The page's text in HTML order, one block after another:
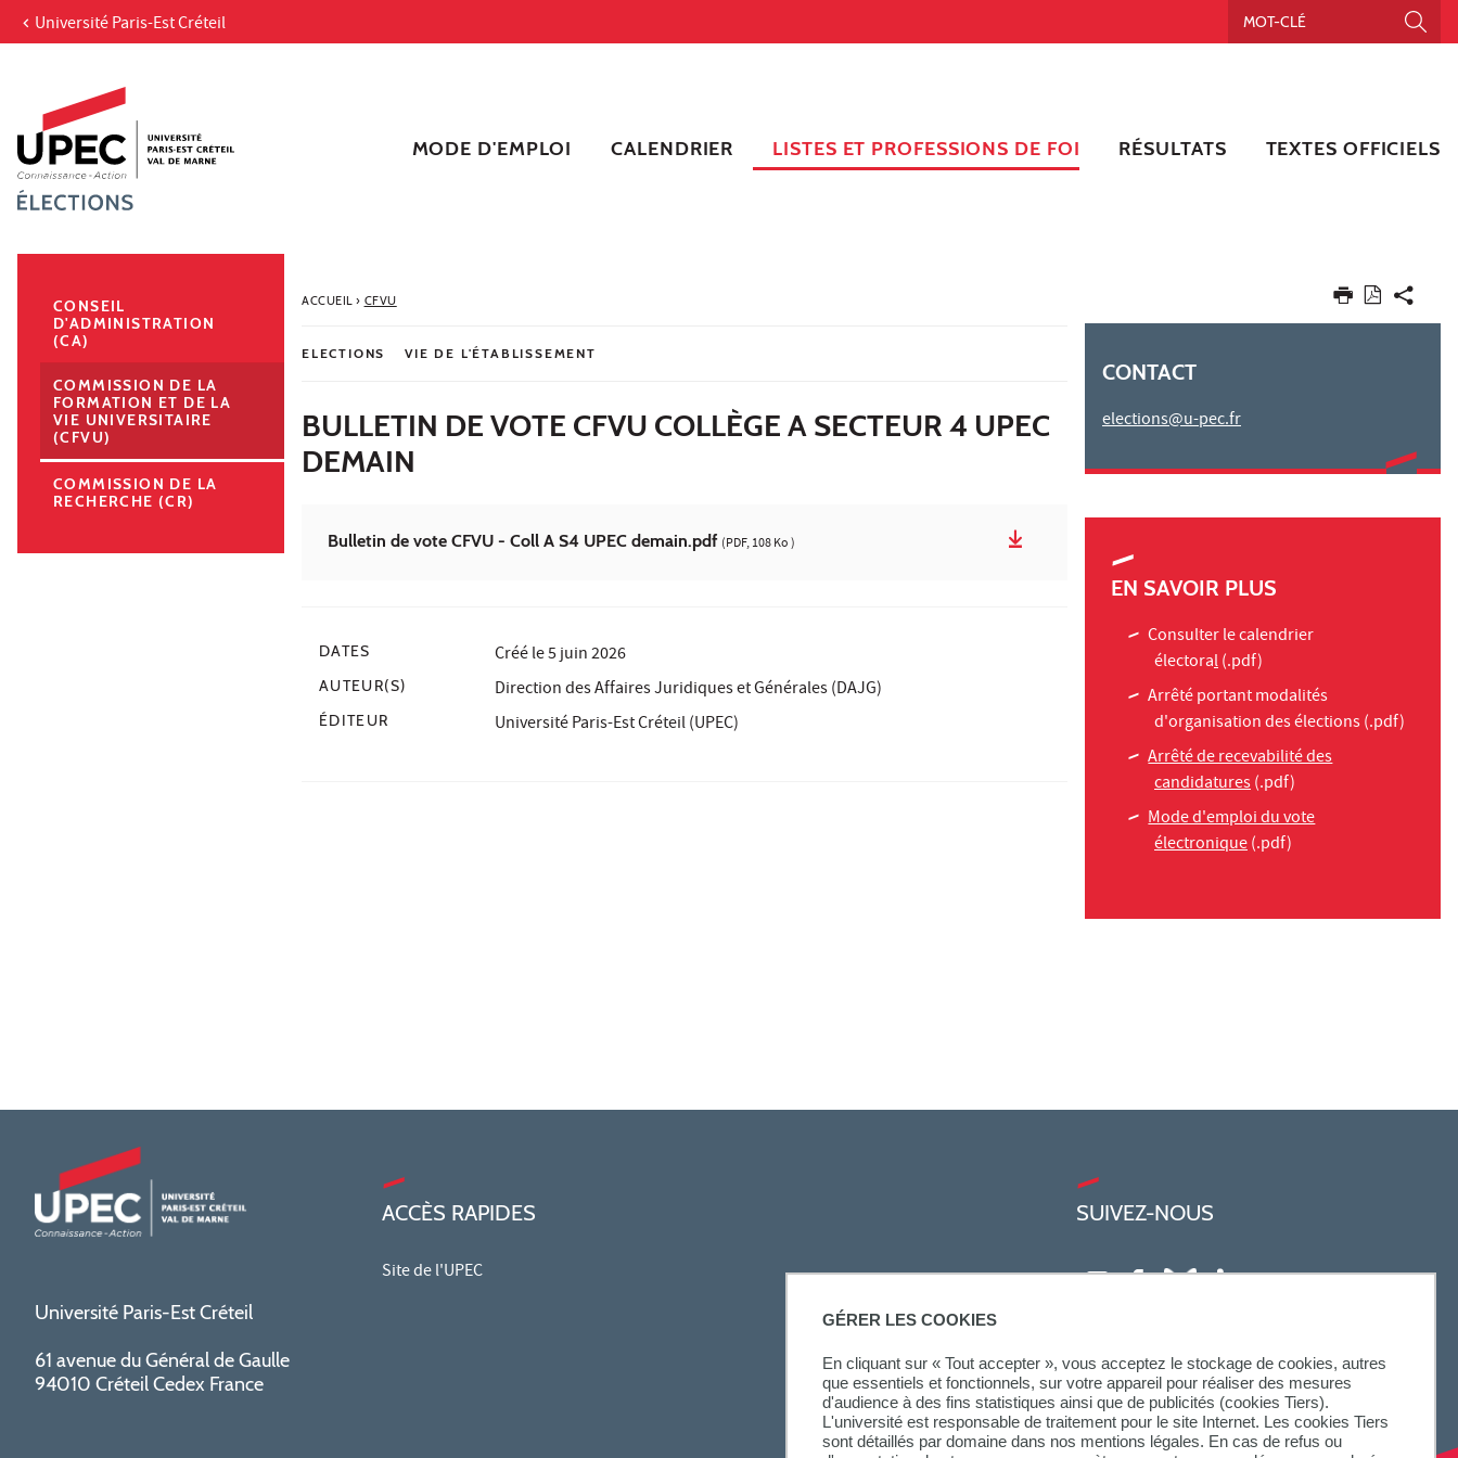
GÉRER LES COOKIES
En cliquant sur « Tout accepter », vous acceptez le stockage de cookies, autres
que essentiels et fonctionnels, sur votre appareil pour réaliser des mesures
d'audience à des fins statistiques ainsi que de publicités (cookies Tiers).
L'université est responsable de traitement pour le site Internet. Les cookies Tiers
sont détaillés par domaine dans nos mentions légales. En cas de refus ou
Aller au contenu
Recherche
Navigation secondaire
Université Paris-Est Créteil
MODE D'EMPLOI CALENDRIER LISTES ET PROFESSIONS DE FOI RÉSULTATS TEXTES OFFICIELS
ACCUEIL› CFVU
ELECTIONS VIE DE L'ÉTABLISSEMENT
BULLETIN DE VOTE CFVU COLLÈGE A SECTEUR 4 UPEC
DEMAIN
Bulletin de vote CFVU - Coll A S4 UPEC demain.pdf (PDF, 108 Ko )
DATES Créé le5 juin 2026
AUTEUR(S) Direction des Affaires Juridiques et Générales (DAJG)
ÉDITEUR Université Paris-Est Créteil (UPEC)
CONTACT
elections@u-pec.fr
EN SAVOIR PLUS
Consulter le calendrier
électoral(.pdf)
Arrêté portant modalités
d'organisation des élections(.pdf)
Arrêté de recevabilité des
candidatures(.pdf)
Mode d'emploi du vote
électronique(.pdf)
CONSEIL
D'ADMINISTRATION
(CA)
COMMISSION DE LA
FORMATION ET DE LA
VIE UNIVERSITAIRE
(CFVU)
COMMISSION DE LA
RECHERCHE (CR)
Université Paris-Est Créteil
61 avenue du Général de Gaulle
94010 Créteil Cedex France
ACCÈS RAPIDES
Site de l'UPEC
SUIVEZ-NOUS